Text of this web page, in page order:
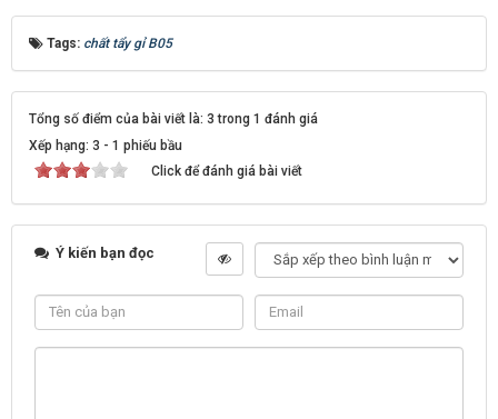
Tags: chất tẩy gỉ B05
Tổng số điểm của bài viết là: 3 trong 1 đánh giá
Xếp hạng: 3 - 1 phiếu bầu
Click để đánh giá bài viết
Ý kiến bạn đọc